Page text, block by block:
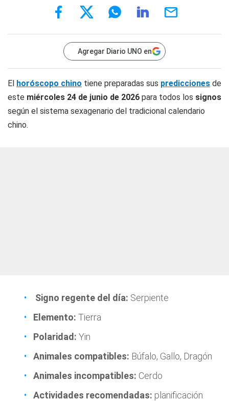
Agregar Diario UNO en
El horóscopo chino tiene preparadas sus predicciones de
este miércoles 24 de junio de 2026 para todos los signos
según el sistema sexagenario del tradicional calendario
chino.
Signo regente del día: Serpiente
Elemento: Tierra
Polaridad: Yin
Animales compatibles: Búfalo, Gallo, Dragón
Animales incompatibles: Cerdo
Actividades recomendadas: planificación